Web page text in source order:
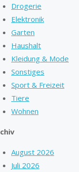
Drogerie
Elektronik
Garten
Haushalt
Kleidung & Mode
Sonstiges
Sport & Freizeit
Tiere
Wohnen
August 2026
Juli 2026